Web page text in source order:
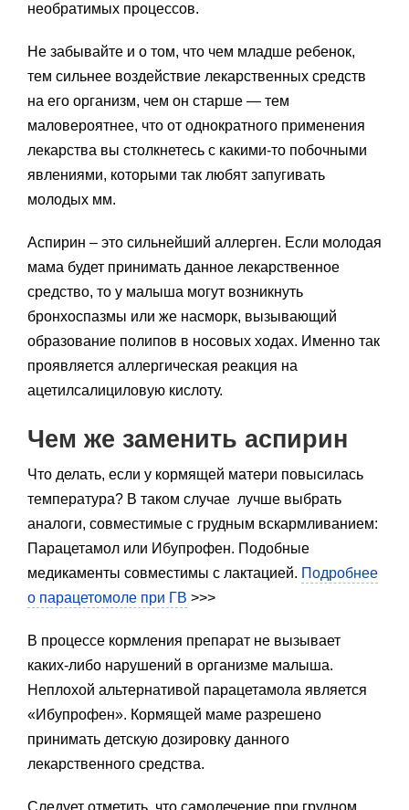
необратимых процессов.
Не забывайте и о том, что чем младше ребенок,
тем сильнее воздействие лекарственных средств
на его организм, чем он старше — тем
маловероятнее, что от однократного применения
лекарства вы столкнетесь с какими-то побочными
явлениями, которыми так любят запугивать
молодых мм.
Аспирин – это сильнейший аллерген. Если молодая
мама будет принимать данное лекарственное
средство, то у малыша могут возникнуть
бронхоспазмы или же насморк, вызывающий
образование полипов в носовых ходах. Именно так
проявляется аллергическая реакция на
ацетилсалициловую кислоту.
Чем же заменить аспирин
Что делать, если у кормящей матери повысилась
температура? В таком случае лучше выбрать
аналоги, совместимые с грудным вскармливанием:
Парацетамол или Ибупрофен. Подобные
медикаменты совместимы с лактацией. Подробнее
о парацетомоле при ГВ >>>
В процессе кормления препарат не вызывает
каких-либо нарушений в организме малыша.
Неплохой альтернативой парацетамола является
«Ибупрофен». Кормящей маме разрешено
принимать детскую дозировку данного
лекарственного средства.
Следует отметить, что самолечение при грудном